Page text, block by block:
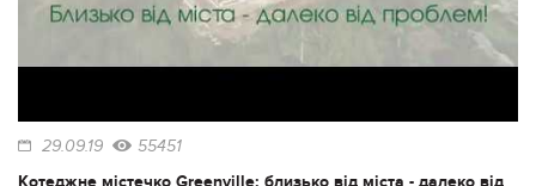
29.09.19 55451